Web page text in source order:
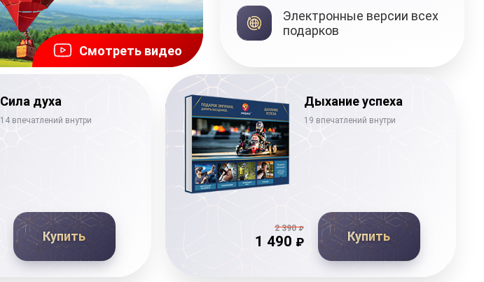
Смотреть видео
Подарочные
сертификаты
Электронные версии всех
подарков
Сила духа
14 впечатлений внутри
Купить
Дыхание успеха
19 впечатлений внутри
2 390₽
1 490 ₽ Купить